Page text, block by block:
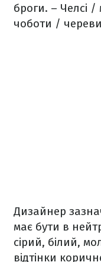
броги. – Челсі /
чоботи /
Дизайнер
має бути в
сірий, білий,
відтінки